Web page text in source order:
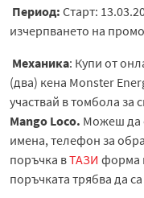
Период: Старт:
изчерпването на
Механика: Купи от
(два) кена Monster
участвай в томбола за
Mango Loco. Можеш да
имена, телефон за
поръчка вТАЗИ форма
поръчката трябва да